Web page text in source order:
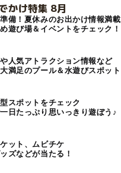
かけ特集 8月
備！夏休みのお出かけ情報満載
遊び場＆イベントをチェック！
人気アトラクション情報など
満足のプール＆水遊びスポット
スポットをチェック
日たっぷり思いっきり遊ぼう♪
ット、ムビチケ
ズなどが当たる！